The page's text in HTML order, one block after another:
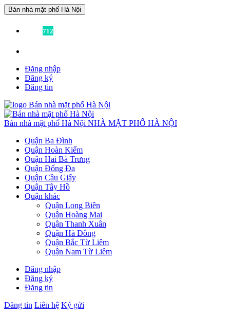
Bán nhà mặt phố Hà Nội
712
Đăng nhập
Đăng ký
Đăng tin
Bán nhà mặt phố Hà Nội NHÀ MẶT PHỐ HÀ NỘI
Quận Ba Đình
Quận Hoàn Kiếm
Quận Hai Bà Trưng
Quận Đống Đa
Quận Cầu Giấy
Quận Tây Hồ
Quận khác
Quận Long Biên
Quận Hoàng Mai
Quận Thanh Xuân
Quận Hà Đông
Quận Bắc Từ Liêm
Quận Nam Từ Liêm
Đăng nhập
Đăng ký
Đăng tin
Đăng tin Liên hệ Ký gửi